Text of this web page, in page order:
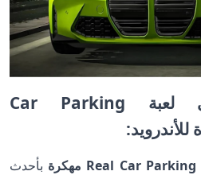
أوضاع اللعب في لعبة Car Parking
بأحدث